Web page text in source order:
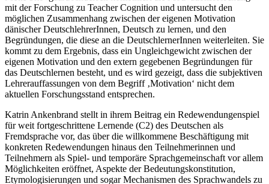
Mette Skovgaard Andersenkombiniert die Motivationsforschung
mit der Forschung zuTeacher Cognitionund untersucht den
möglichen Zusammenhang zwischen der eigenen Motivation
dänischer DeutschlehrerInnen, Deutsch zu lernen, und den
Begründungen, die diese an die DeutschlernerInnen weiterleiten. Sie
kommt zu dem Ergebnis, dass ein Ungleichgewicht zwischen der
eigenen Motivation und den extern gegebenen Begründungen für
das Deutschlernen besteht, und es wird gezeigt, dass die subjektiven
Lehrerauffassungen von dem Begriff ‚Motivation‘ nicht dem
Katrin Ankenbrandstellt in ihrem Beitrag ein Redewendungenspiel
für weit fortgeschrittene Lernende (C2) des Deutschen als
Fremdsprache vor, das über die willkommene Beschäftigung mit
konkreten Redewendungen hinaus den Teilnehmerinnen und
Teilnehmern als Spiel- und temporäre Sprachgemeinschaft vor allem
Möglichkeiten eröffnet, Aspekte der Bedeutungskonstitution,